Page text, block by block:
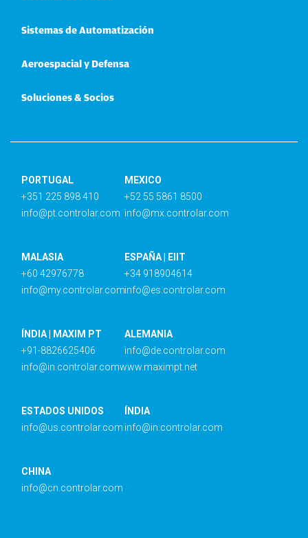
Sistemas de Automatización
Aeroespacial y Defensa
Soluciones & Socios
PORTUGAL
+351 225 898 410
info@pt.controlar.com
MEXICO
+52 55 5861 8500
info@mx.controlar.com
MALASIA
+60 42976778
info@my.controlar.com
ESPAÑA | EIIT
+34 918904614
info@es.controlar.com
ÍNDIA | MAXIM PT
+91-8826625406
info@in.controlar.comwww.maximpt.net
ALEMANIA
info@de.controlar.com
ESTADOS UNIDOS
info@us.controlar.com
ÍNDIA
info@in.controlar.com
CHINA
info@cn.controlar.com